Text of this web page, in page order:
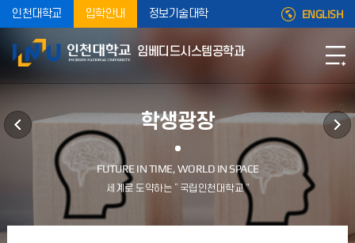
인천대학교 입학안내 정보기술대학 ENGLISH
임베디드시스템공학과
학생광장